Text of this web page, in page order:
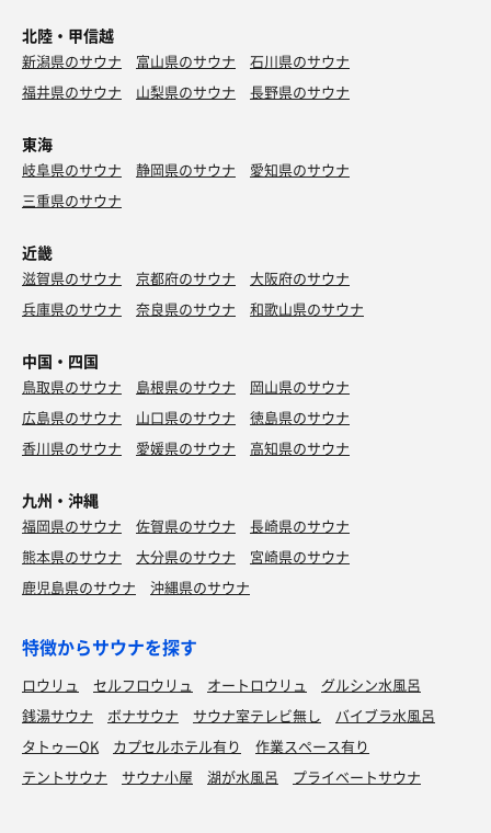
北陸・甲信越
新潟県のサウナ 富山県のサウナ
石川県のサウナ
福井県のサウナ
山梨県のサウナ 長野県のサウナ
東海
岐阜県のサウナ 静岡県のサウナ
愛知県のサウナ
三重県のサウナ
近畿
滋賀県のサウナ 京都府のサウナ
大阪府のサウナ
兵庫県のサウナ
奈良県のサウナ 和歌山県のサウナ
中国・四国
鳥取県のサウナ 島根県のサウナ
岡山県のサウナ
広島県のサウナ
山口県のサウナ
徳島県のサウナ
香川県のサウナ
愛媛県のサウナ 高知県のサウナ
九州・沖縄
福岡県のサウナ 佐賀県のサウナ
長崎県のサウナ
熊本県のサウナ
大分県のサウナ
宮崎県のサウナ
鹿児島県のサウナ
沖縄県のサウナ
特徴からサウナを探す
ロウリュ セルフロウリュ オートロウリュ
グルシン水風呂
銭湯サウナ
ボナサウナ サウナ室テレビ無し
バイブラ水風呂
タトゥーOK
カプセルホテル有り
作業スペース有り
テントサウナ
サウナ小屋 湖が水風呂 プライベートサウナ